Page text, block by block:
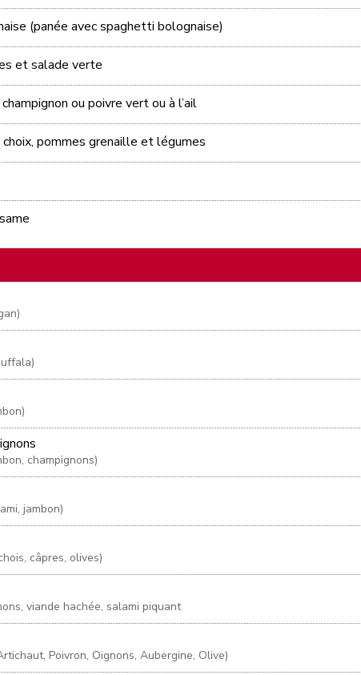
(panée avec spaghetti bolognaise)
et salade verte
ou poivre vert ou à l’ail
pommes grenaille et légumes
champignons)
jambon)
câpres, olives)
viande hachée, salami piquant
Poivron, Oignons, Aubergine, Olive)